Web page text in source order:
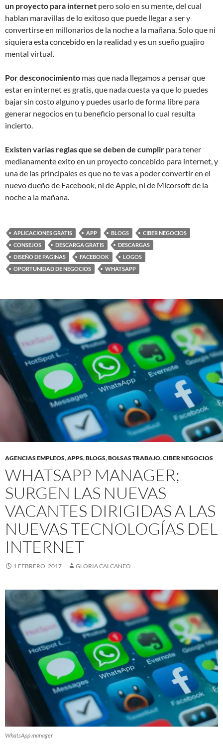
un proyecto para internet pero solo en su mente, del cual
hablan maravillas de lo exitoso que puede llegar a ser y
convertirse en millonarios de la noche a la mañana. Solo que ni
siquiera esta concebido en la realidad y es un sueño guajiro
mental virtual.
Por desconocimiento mas que nada llegamos a pensar que
estar en internet es gratis, que nada cuesta ya que lo puedes
bajar sin costo alguno y puedes usarlo de forma libre para
generar negocios en tu beneficio personal lo cual resulta
incierto.
Existen varias reglas que se deben de cumplir para tener
medianamente exito en un proyecto concebido para internet, y
una de las principales es que no te vas a poder convertir en el
nuevo dueño de Facebook, ni de Apple, ni de Micorsoft de la
noche a la mañana.
APLICACIONES GRATIS APP BLOGS
CIBER NEGOCIOS
CONSEJOS
DESCARGA GRATIS
DESCARGAS
DISEÑO DE PAGINAS
FACEBOOK
LOGOS
OPORTUNIDAD DE NEGOCIOS
WHATSAPP
AGENCIAS EMPLEOS,APPS,BLOGS,BOLSAS TRABAJO,CIBER NEGOCIOS
WHATSAPP MANAGER;
SURGEN LAS NUEVAS
VACANTES DIRIGIDAS A LAS
NUEVAS TECNOLOGÍAS DEL
INTERNET
1 FEBRERO, 2017 GLORIA CALCANEO
WhatsApp manager